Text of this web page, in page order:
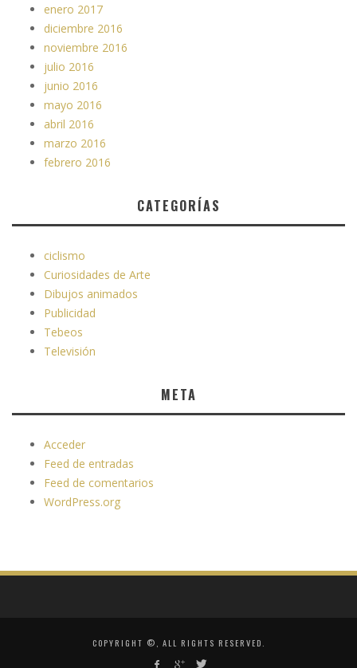
enero 2017
diciembre 2016
noviembre 2016
julio 2016
junio 2016
mayo 2016
abril 2016
marzo 2016
febrero 2016
CATEGORÍAS
ciclismo
Curiosidades de Arte
Dibujos animados
Publicidad
Tebeos
Televisión
META
Acceder
Feed de entradas
Feed de comentarios
WordPress.org
COPYRIGHT ©, ALL RIGHTS RESERVED.